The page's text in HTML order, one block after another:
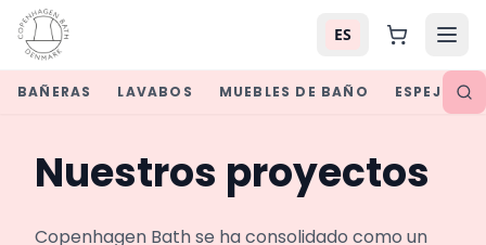
ES
BAÑERAS LAVABOS MUEBLES DE BAÑO ESPEJOS
Nuestros proyectos
Copenhagen Bath se ha consolidado como un